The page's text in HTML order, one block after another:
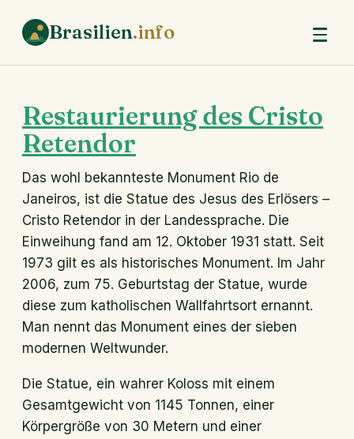
Brasilien.info
Restaurierung des Cristo
Retendor
Das wohl bekannteste Monument Rio de
Janeiros, ist die Statue des Jesus des Erlösers –
Cristo Retendor in der Landessprache. Die
Einweihung fand am 12. Oktober 1931 statt. Seit
1973 gilt es als historisches Monument. Im Jahr
2006, zum 75. Geburtstag der Statue, wurde
diese zum katholischen Wallfahrtsort ernannt.
Man nennt das Monument eines der sieben
modernen Weltwunder.
Die Statue, ein wahrer Koloss mit einem
Gesamtgewicht von 1145 Tonnen, einer
Körpergröße von 30 Metern und einer